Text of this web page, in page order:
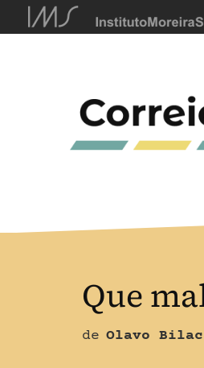
Que
de Olavo Bilac